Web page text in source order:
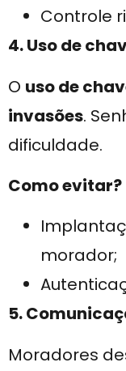
Controle
4. Uso de
O uso de
invasões.
dificuldade.
Como evitar?
morador;
5.
Moradores